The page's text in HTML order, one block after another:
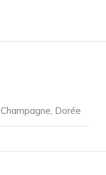
Champagne, Dorée